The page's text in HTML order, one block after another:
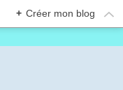
+ Créer mon blog